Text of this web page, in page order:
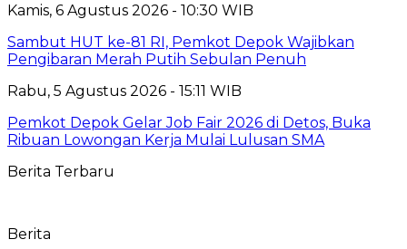
Kamis, 6 Agustus 2026 - 10:30 WIB
Sambut HUT ke-81 RI, Pemkot Depok Wajibkan
Pengibaran Merah Putih Sebulan Penuh
Rabu, 5 Agustus 2026 - 15:11 WIB
Pemkot Depok Gelar Job Fair 2026 di Detos, Buka
Ribuan Lowongan Kerja Mulai Lulusan SMA
Berita Terbaru
Berita